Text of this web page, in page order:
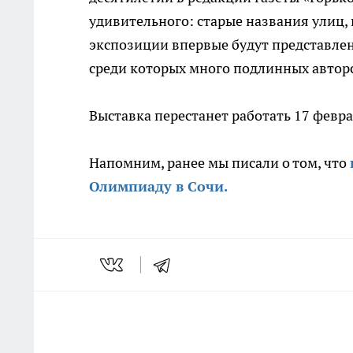
удивительного: старые названия
экспозиции впервые будут
среди которых много подлинных
Выставка перестанет работать 17
Напомним, ранее мы писали о том, что
Олимпиаду в Сочи.